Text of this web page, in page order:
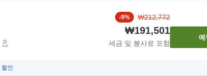
-9% ₩212,772
₩191,501
세금 및 봉사료 포함
예
할인